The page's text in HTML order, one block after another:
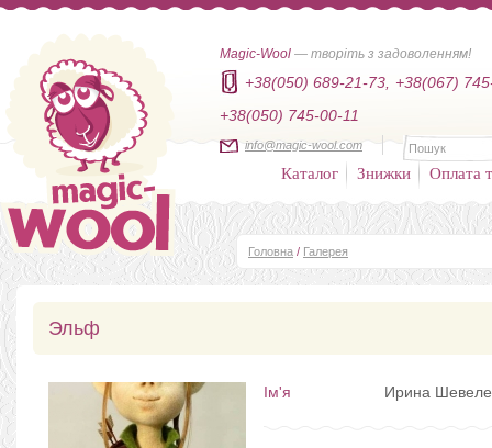
Magic-Wool — творіть з задоволенням!
+38(050) 689-21-73,
+38(067)
+38(050) 745-00-11
info@magic-wool.com
Каталог Знижки Оплата
Головна / Галерея
Эльф
Ім'я Ирина